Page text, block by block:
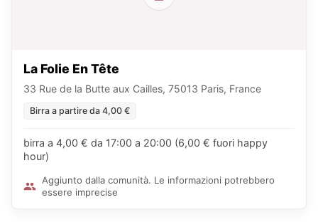
La Folie En Tête
33 Rue de la Butte aux Cailles, 75013 Paris, France
Birra a partire da 4,00 €
birra a 4,00 € da 17:00 a 20:00 (6,00 € fuori happy
hour)
Aggiunto dalla comunità. Le informazioni potrebbero
essere imprecise